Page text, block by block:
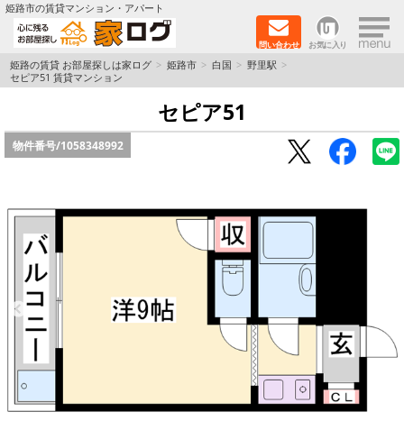
姫路市の賃貸マンション・アパート
問い合わせ お気に入り ×
TOPページ
ペットOK物件
保証人不要物件
初期費用リーズナブル物件
都市ガス物件
路線·駅から探す
地域から探す
姫路の賃貸 お部屋探しは家ログ 姫路市 白国
野里駅
セピア51 賃貸マンション
セピア51
物件番号/1058348992